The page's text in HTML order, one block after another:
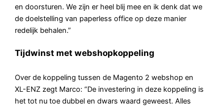
en doorsturen. We zijn er heel blij mee en ik denk dat we
de doelstelling van paperless office op deze manier
redelijk behalen.”
Tijdwinst met webshopkoppeling
Over de koppeling tussen de Magento 2 webshop en
XL-ENZ zegt Marco: “De investering in deze koppeling is
het tot nu toe dubbel en dwars waard geweest. Alles